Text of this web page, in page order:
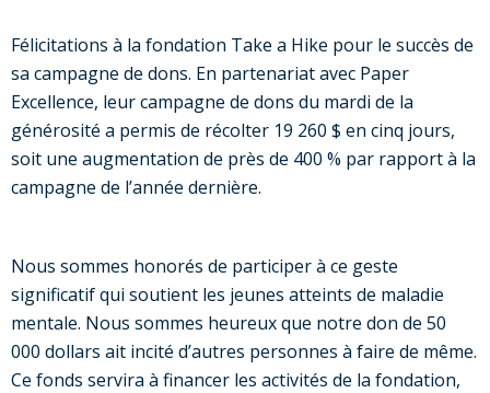
Félicitations à la fondation Take a Hike pour le succès de
sa campagne de dons. En partenariat avec Paper
Excellence, leur campagne de dons du mardi de la
générosité a permis de récolter 19 260 $ en cinq jours,
soit une augmentation de près de 400 % par rapport à la
campagne de l’année dernière.
Nous sommes honorés de participer à ce geste
significatif qui soutient les jeunes atteints de maladie
mentale. Nous sommes heureux que notre don de 50
000 dollars ait incité d’autres personnes à faire de même.
Ce fonds servira à financer les activités de la fondation,